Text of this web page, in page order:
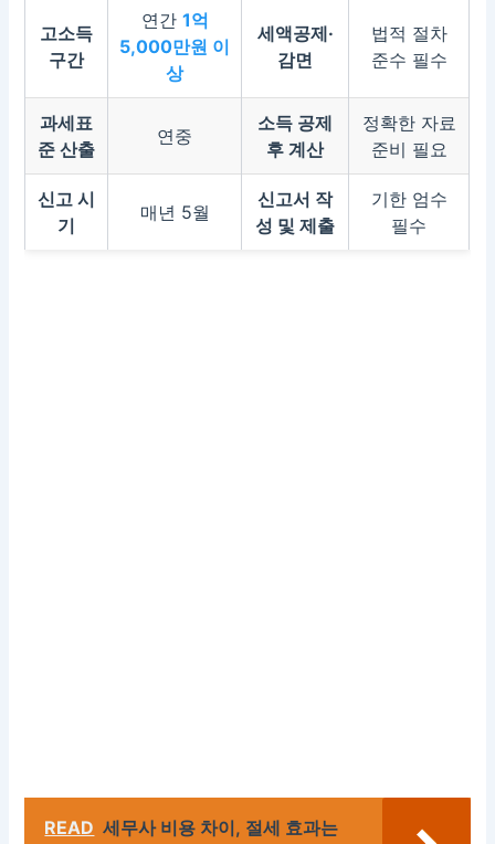
고소득
구간
연간 1억
5,000만원 이
상
세액공제·
감면
법적 절차
준수 필수
과세표
준 산출
연중
소득 공제
후 계산
정확한 자료
준비 필요
신고 시
기
매년 5월
신고서 작
성 및 제출
기한 엄수
필수
READ 세무사 비용 차이, 절세 효과는